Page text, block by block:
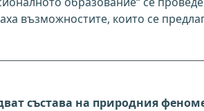
възможностите, които се
състава на природния